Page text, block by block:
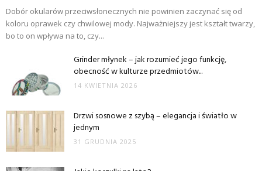
Dobór okularów przeciwsłonecznych nie powinien zaczynać się od
koloru oprawek czy chwilowej mody. Najważniejszy jest kształt twarzy,
bo to on wpływa na to, czy...
Grinder młynek – jak rozumieć jego funkcję,
obecność w kulturze przedmiotów...
14 KWIETNIA 2026
Drzwi sosnowe z szybą – elegancja i światło w
jednym
31 GRUDNIA 2025